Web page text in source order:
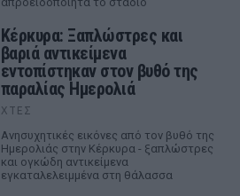
Κέρκυρα: Ξαπλώστρες και
βαριά αντικείμενα
εντοπίστηκαν στον βυθό της
παραλίας Ημερολιά
ΧΤΕΣ
Ανησυχητικές εικόνες από τον βυθό της
Ημερολιάς στην Κέρκυρα - ξαπλώστρες
και ογκώδη αντικείμενα
εγκαταλελειμμένα στη θάλασσα